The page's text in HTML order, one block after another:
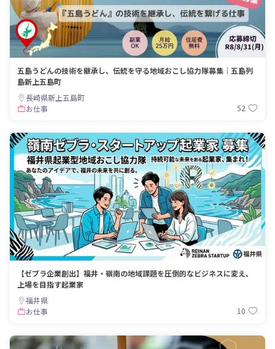
五島うどんの技術を継承し、伝統を守る地域おこし協力隊募集｜五島列
島新上五島町
長崎県新上五島町
お仕事
52
【ゼブラ企業創出】福井・嶺南の地域課題を圧倒的なビジネスに変え、
上場を目指す起業家
福井県
お仕事
10